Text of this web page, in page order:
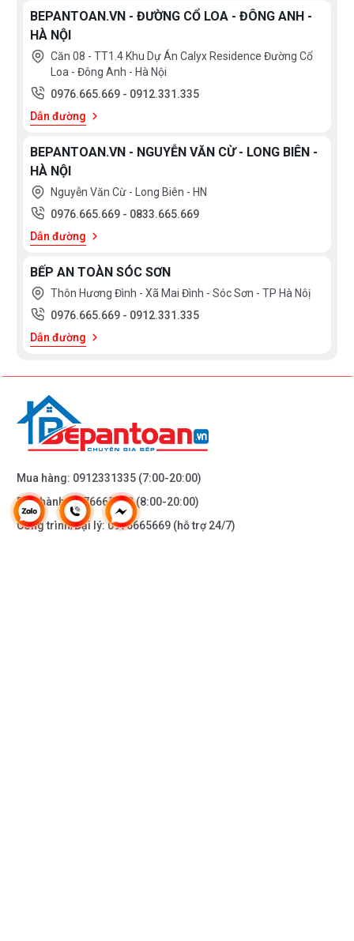
Mỹ
Chính
Hãng
từđiện
Bếp
điện
từ
HÃNG
Faber
Rinnai
Bosch
BEPANTOAN.VN - ĐƯỜNG CỔ LOA - ĐÔNG ANH -
HÀ NỘI
Căn 08 - TT1.4 Khu Dự Án Calyx Residence Đường Cổ
Loa - Đông Anh - Hà Nội
0976.665.669 - 0912.331.335
Dẫn đường
BEPANTOAN.VN - NGUYỄN VĂN CỪ - LONG BIÊN -
HÀ NỘI
Nguyễn Văn Cừ - Long Biên - HN
0976.665.669 - 0833.665.669
Dẫn đường
BẾP AN TOÀN SÓC SƠN
Thôn Hương Đình - Xã Mai Đình - Sóc Sơn - TP Hà Nôị
0976.665.669 - 0912.331.335
Dẫn đường
Mua hàng: 0912331335 (7:00-20:00)
Bảo hành:0976665669(8:00-20:00)
Công trình/Đại lý:0976665669 (hỗ trợ 24/7)